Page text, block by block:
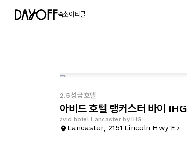
숙소아티클
2.5성급 호텔
아비드 호텔 랭커스터 바이 IHG
avid hotel Lancaster by IHG
Lancaster, 2151 Lincoln Hwy E